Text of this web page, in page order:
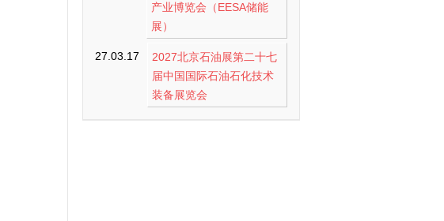
产业博览会（EESA储能
展）
27.03.17
2027北京石油展第二十七
届中国国际石油石化技术
装备展览会